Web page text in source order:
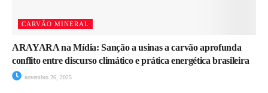
CARVÃO MINERAL
ARAYARA na Mídia: Sanção a usinas a carvão aprofunda
conflito entre discurso climático e prática energética brasileira
novembro 26, 2025